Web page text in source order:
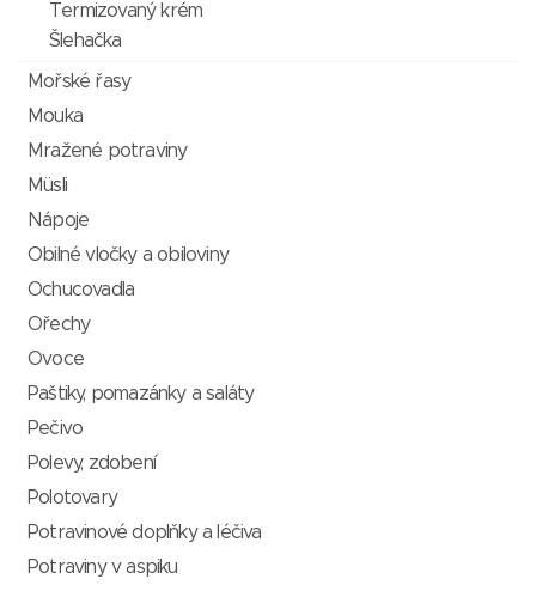
Termizovaný krém
Šlehačka
Mořské řasy
Mouka
Mražené potraviny
Müsli
Nápoje
Obilné vločky a obiloviny
Ochucovadla
Ořechy
Ovoce
Paštiky, pomazánky a saláty
Pečivo
Polevy, zdobení
Polotovary
Potravinové doplňky a léčiva
Potraviny v aspiku